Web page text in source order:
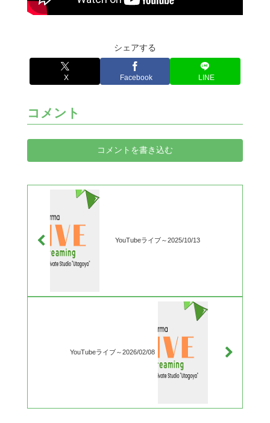
シェアする
X Facebook LINE
コメント
コメントを書き込む
YouTubeライブ～2025/10/13
YouTubeライブ～2026/02/08